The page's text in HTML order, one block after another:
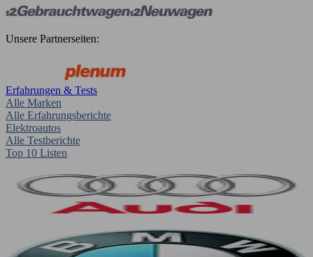
Unsere Partnerseiten:
Erfahrungen & Tests
Alle Marken
Alle Erfahrungsberichte
Elektroautos
Alle Testberichte
Top 10 Listen